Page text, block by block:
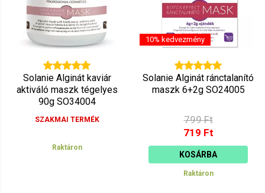
Solanie Alginát kaviár
aktiváló maszk tégelyes
90g SO34004
SZAKMAI TERMÉK
Raktáron
10% kedvezmény
Solanie Alginát ránctalanító
maszk 6+2g SO24005
799 Ft
719 Ft
KOSÁRBA
Raktáron